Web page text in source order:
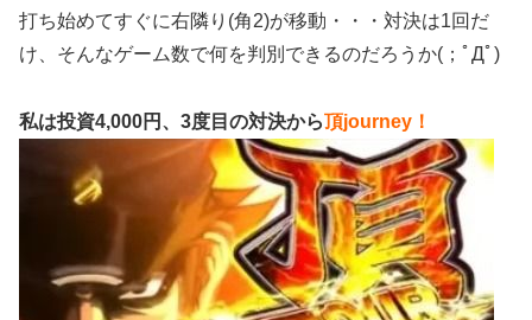
打ち始めてすぐに右隣り(角2)が移動・・・対決は1回だ
け、そんなゲーム数で何を判別できるのだろうか(；ﾟДﾟ)
私は投資4,000円、3度目の対決から頂journey！